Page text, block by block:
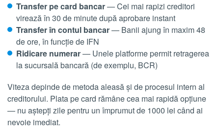
Transfer pe card bancar— Cei mai rapizi creditori
virează în 30 de minute după aprobare instant
Transfer în contul bancar— Banii ajung în maxim 48
de ore, în funcție de IFN
Ridicare numerar— Unele platforme permit retragerea
la sucursală bancară (de exemplu, BCR)
Viteza depinde de metoda aleasă și de procesul intern al
creditorului. Plata pe card rămâne cea mai rapidă opțiune
— nu aștepți zile pentru un împrumut de 1000 lei când ai
nevoie imediat.